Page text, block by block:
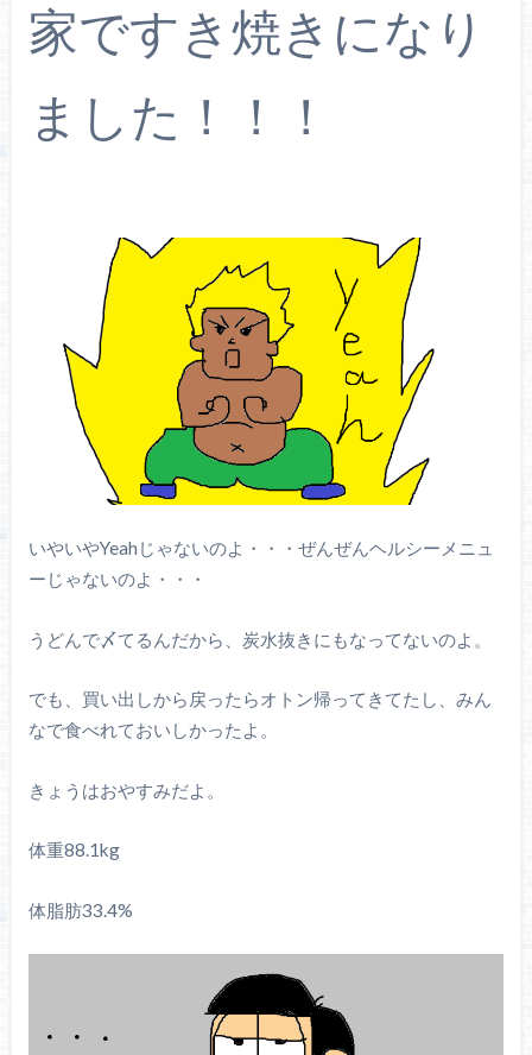
家ですき焼きになり
ました！！！
いやいやYeahじゃないのよ・・・ぜんぜんヘルシーメニュ
ーじゃないのよ・・・
うどんで〆てるんだから、炭水抜きにもなってないのよ。
でも、買い出しから戻ったらオトン帰ってきてたし、みん
なで食べれておいしかったよ。
きょうはおやすみだよ。
体重88.1kg
体脂肪33.4%